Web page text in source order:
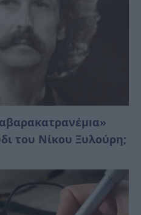
του Νίκου Ξυλούρη;